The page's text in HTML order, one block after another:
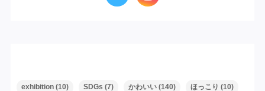
exhibition(10) SDGs (7) かわいい(140) ほっこり (10)